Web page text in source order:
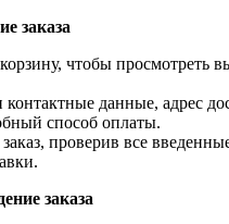
заказа
чтобы просмотреть
контактные данные, адрес
способ оплаты.
проверив все
заказа